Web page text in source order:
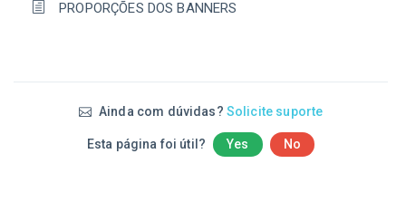
PROPORÇÕES DOS BANNERS
Ainda com dúvidas? Solicite suporte
Esta página foi útil? Yes No